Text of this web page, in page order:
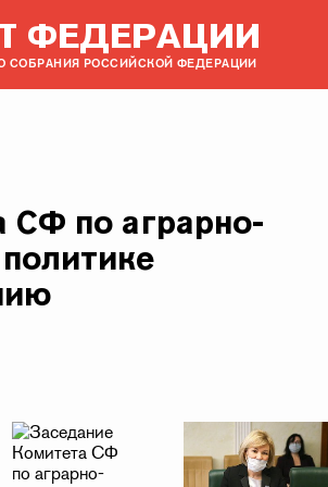
ФЕДЕРАЦИИ
СОБРАНИЯ РОССИЙСКОЙ ФЕДЕРАЦИИ
СФ по аграрно-